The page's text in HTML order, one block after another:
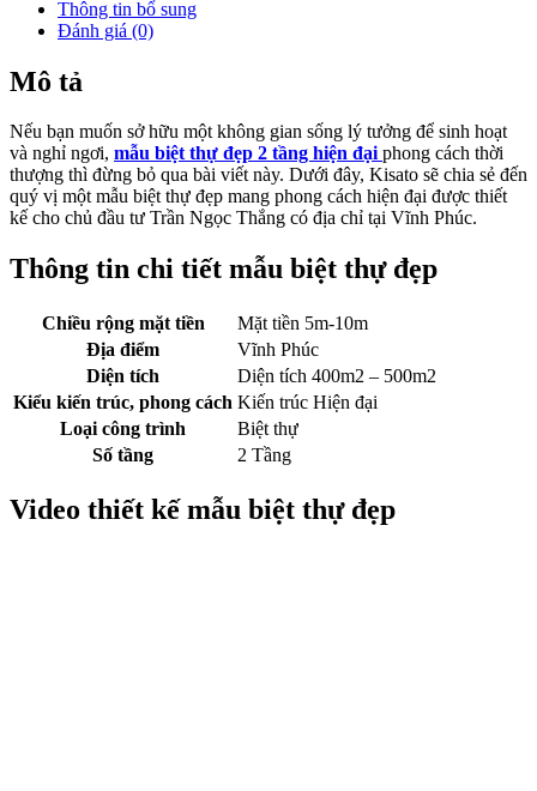
Thông tin bổ sung
Đánh giá (0)
Mô tả
Nếu bạn muốn sở hữu một không gian sống lý tưởng để sinh hoạt
và nghỉ ngơi, mẫu biệt thự đẹp 2 tầng hiện đại phong cách thời
thượng thì đừng bỏ qua bài viết này. Dưới đây, Kisato sẽ chia sẻ đến
quý vị một mẫu biệt thự đẹp mang phong cách hiện đại được thiết
kế cho chủ đầu tư Trần Ngọc Thắng có địa chỉ tại Vĩnh Phúc.
Thông tin chi tiết mẫu biệt thự đẹp
Chiều rộng mặt tiền
Mặt tiền 5m-10m
Địa điểm
Vĩnh Phúc
Diện tích
Diện tích 400m2 – 500m2
Kiểu kiến trúc, phong cách Kiến trúc Hiện đại
Loại công trình
Biệt thự
Số tầng
2 Tầng
Video thiết kế mẫu biệt thự đẹp